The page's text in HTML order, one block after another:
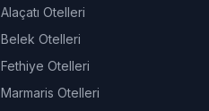
Alaçatı Otelleri
Belek Otelleri
Fethiye Otelleri
Marmaris Otelleri